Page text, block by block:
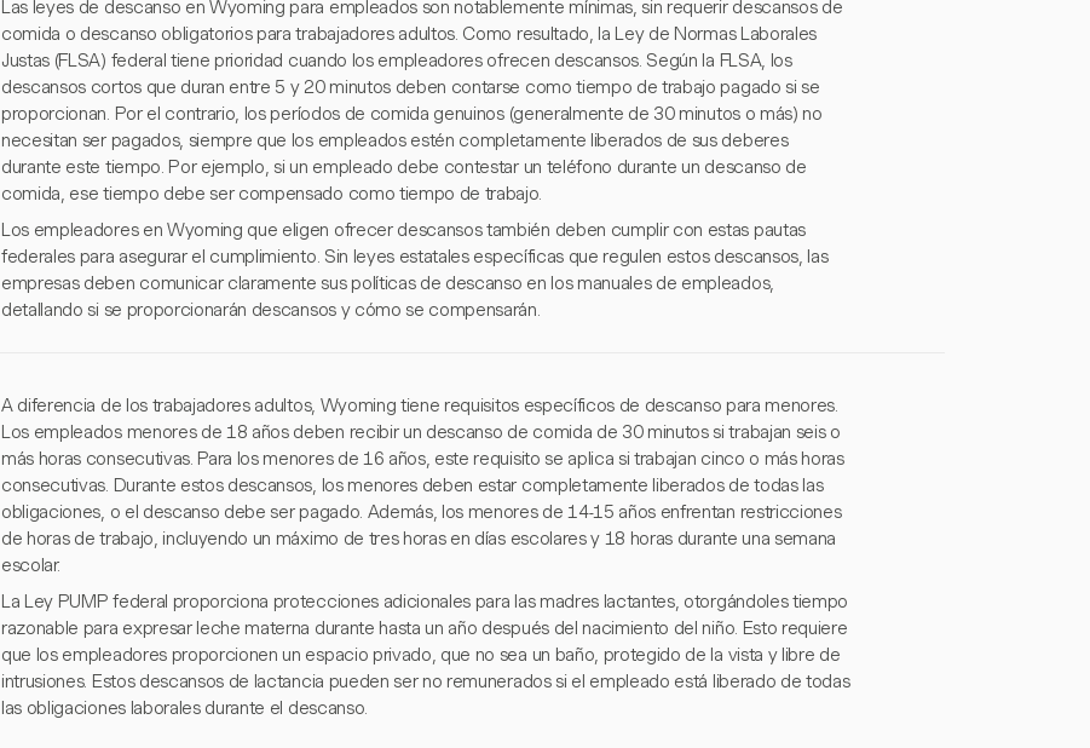
Las leyes de descanso en Wyoming para empleados son notablemente mínimas, sin requerir descansos de
comida o descanso obligatorios para trabajadores adultos. Como resultado, la Ley de Normas Laborales
Justas (FLSA) federal tiene prioridad cuando los empleadores ofrecen descansos. Según la FLSA, los
descansos cortos que duran entre 5 y 20 minutos deben contarse como tiempo de trabajo pagado si se
proporcionan. Por el contrario, los períodos de comida genuinos (generalmente de 30 minutos o más) no
necesitan ser pagados, siempre que los empleados estén completamente liberados de sus deberes
durante este tiempo. Por ejemplo, si un empleado debe contestar un teléfono durante un descanso de
comida, ese tiempo debe ser compensado como tiempo de trabajo.
Los empleadores en Wyoming que eligen ofrecer descansos también deben cumplir con estas pautas
federales para asegurar el cumplimiento. Sin leyes estatales específicas que regulen estos descansos, las
empresas deben comunicar claramente sus políticas de descanso en los manuales de empleados,
detallando si se proporcionarán descansos y cómo se compensarán.
A diferencia de los trabajadores adultos, Wyoming tiene requisitos específicos de descanso para menores.
Los empleados menores de 18 años deben recibir un descanso de comida de 30 minutos si trabajan seis o
más horas consecutivas. Para los menores de 16 años, este requisito se aplica si trabajan cinco o más horas
consecutivas. Durante estos descansos, los menores deben estar completamente liberados de todas las
obligaciones, o el descanso debe ser pagado. Además, los menores de 14-15 años enfrentan restricciones
de horas de trabajo, incluyendo un máximo de tres horas en días escolares y 18 horas durante una semana
escolar.
La Ley PUMP federal proporciona protecciones adicionales para las madres lactantes, otorgándoles tiempo
razonable para expresar leche materna durante hasta un año después del nacimiento del niño. Esto requiere
que los empleadores proporcionen un espacio privado, que no sea un baño, protegido de la vista y libre de
intrusiones. Estos descansos de lactancia pueden ser no remunerados si el empleado está liberado de todas
las obligaciones laborales durante el descanso.